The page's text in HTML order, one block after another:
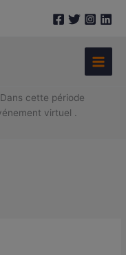
Dans cette période
virtuel .